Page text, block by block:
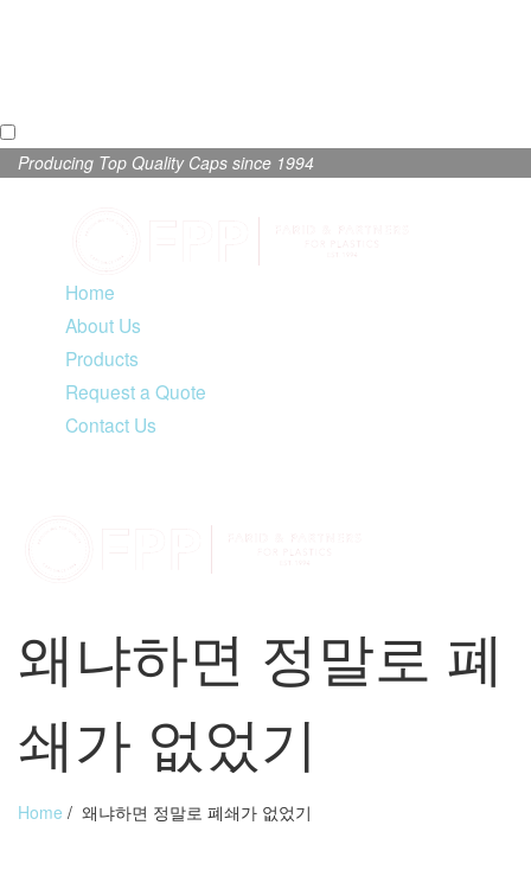
Producing Top Quality Caps since 1994
Home
About Us
Products
Request a Quote
Contact Us
왜냐하면 정말로 폐
쇄가 없었기
Home / 왜냐하면 정말로 폐쇄가 없었기